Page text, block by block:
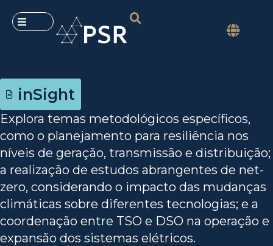
inSight
Explora temas metodológicos específicos,
como o planejamento para resiliência nos
níveis de geração, transmissão e distribuição;
a realização de estudos abrangentes de net-
zero, considerando o impacto das mudanças
climáticas sobre diferentes tecnologias; e a
coordenação entre TSO e DSO na operação e
expansão dos sistemas elétricos.